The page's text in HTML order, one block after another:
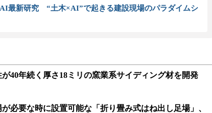
最新研究 “土木×AI”で起きる建設現場のパラダイムシ
40年続く厚さ18ミリの窯業系サイディング材を開発
必要な時に設置可能な「折り畳み式はね出し足場」、